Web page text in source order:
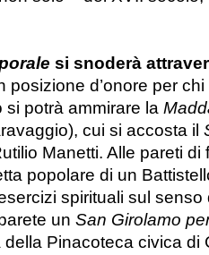
si snoderà
posizione d’onore per
potrà ammirare la
cui si accosta il
Manetti. Alle pareti
popolare di un
spirituali sul senso
un San Girolamo
Pinacoteca civica di